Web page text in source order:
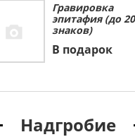
Гравировка
эпитафия (до 20
знаков)
В подарок
Надгробие